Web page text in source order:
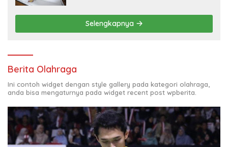
Selengkapnya
Berita Olahraga
Ini contoh widget dengan style gallery pada kategori olahraga,
anda bisa mengaturnya pada widget recent post wpberita.